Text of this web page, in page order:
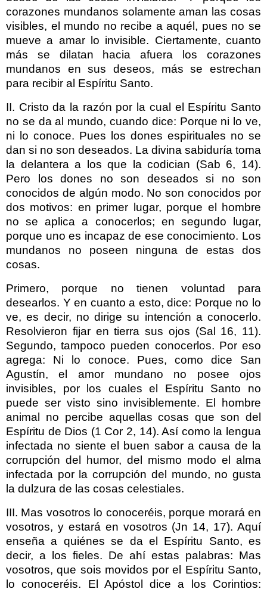
corazones mundanos solamente aman las cosas
visibles, el mundo no recibe a aquél, pues no se
mueve a amar lo invisible. Ciertamente, cuanto
más se dilatan hacia afuera los corazones
mundanos en sus deseos, más se estrechan
para recibir al Espíritu Santo.
II. Cristo da la razón por la cual el Espíritu Santo
no se da al mundo, cuando dice: Porque ni lo ve,
ni lo conoce. Pues los dones espirituales no se
dan si no son deseados. La divina sabiduría toma
la delantera a los que la codician (Sab 6, 14).
Pero los dones no son deseados si no son
conocidos de algún modo. No son conocidos por
dos motivos: en primer lugar, porque el hombre
no se aplica a conocerlos; en segundo lugar,
porque uno es incapaz de ese conocimiento. Los
mundanos no poseen ninguna de estas dos
cosas.
Primero, porque no tienen voluntad para
desearlos. Y en cuanto a esto, dice: Porque no lo
ve, es decir, no dirige su intención a conocerlo.
Resolvieron fijar en tierra sus ojos (Sal 16, 11).
Segundo, tampoco pueden conocerlos. Por eso
agrega: Ni lo conoce. Pues, como dice San
Agustín, el amor mundano no posee ojos
invisibles, por los cuales el Espíritu Santo no
puede ser visto sino invisiblemente. El hombre
animal no percibe aquellas cosas que son del
Espíritu de Dios (1 Cor 2, 14). Así como la lengua
infectada no siente el buen sabor a causa de la
corrupción del humor, del mismo modo el alma
infectada por la corrupción del mundo, no gusta
la dulzura de las cosas celestiales.
III. Mas vosotros lo conoceréis, porque morará en
vosotros, y estará en vosotros (Jn 14, 17). Aquí
enseña a quiénes se da el Espíritu Santo, es
decir, a los fieles. De ahí estas palabras: Mas
vosotros, que sois movidos por el Espíritu Santo,
lo conoceréis. El Apóstol dice a los Corintios: